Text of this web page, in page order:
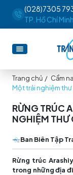
(028)7305
TP. Hồ Chí Minh
Trang chủ / Cẩm
Một trải nghiệm
RỪNG TRÚC
NGHIỆM
Ban Biên Tập
Rừng trúc
trong những địa